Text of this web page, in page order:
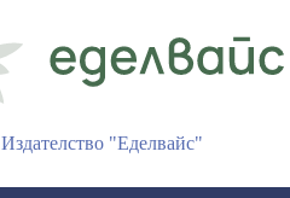
Издателство "Еделвайс"